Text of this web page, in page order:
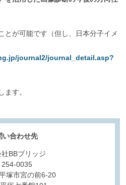
とが可能です（但し、日本分子イメ
journal2/journal_detail.asp?
ます。
い合わせ先
BBブリッジ
254-0035
塚市宮の前6-20